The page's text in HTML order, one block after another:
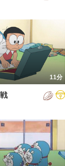
2015年
2016年
2017年
2018年
2020年
2021年
2022年
11分